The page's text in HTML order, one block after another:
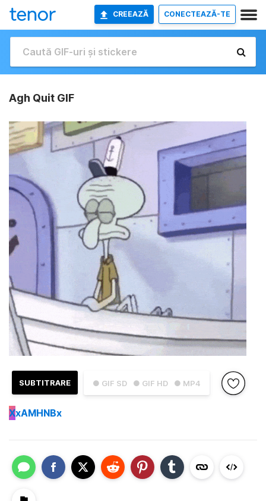
CREEAZĂ CONECTEAZĂ-TE
Agh Quit GIF
● GIF SD ● GIF HD ● MP4
SUBTITRARE
XxAMHNBx